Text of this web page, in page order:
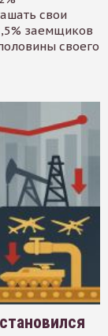
свои
заемщиков
своего